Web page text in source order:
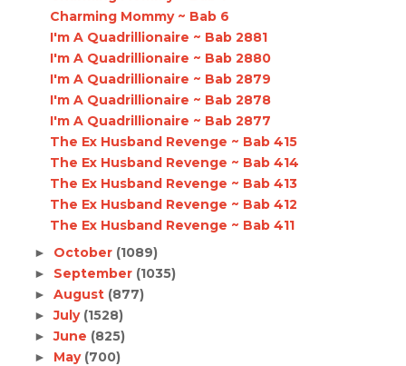
Charming Mommy ~ Bab 6
I'm A Quadrillionaire ~ Bab 2881
I'm A Quadrillionaire ~ Bab 2880
I'm A Quadrillionaire ~ Bab 2879
I'm A Quadrillionaire ~ Bab 2878
I'm A Quadrillionaire ~ Bab 2877
The Ex Husband Revenge ~ Bab 415
The Ex Husband Revenge ~ Bab 414
The Ex Husband Revenge ~ Bab 413
The Ex Husband Revenge ~ Bab 412
The Ex Husband Revenge ~ Bab 411
► October (1089)
► September (1035)
► August (877)
►July (1528)
►June (825)
► May (700)